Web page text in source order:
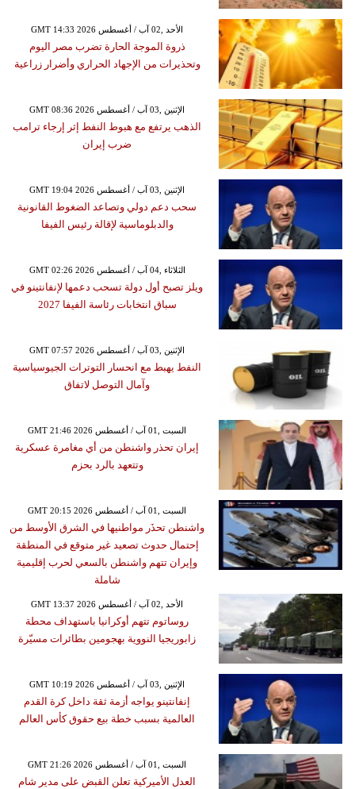
GMT 14:33 2026 الأحد ,02 آب / أغسطس
ذروة الموجة الحارة تضرب مصر اليوم
وتحذيرات من الإجهاد الحراري وأضرار زراعية
GMT 08:36 2026 الإثنين ,03 آب / أغسطس
الذهب يرتفع مع هبوط النفط إثر إرجاء ترامب
ضرب إيران
GMT 19:04 2026 الإثنين ,03 آب / أغسطس
سحب دعم دولي وتصاعد الضغوط القانونية
والدبلوماسية لإقالة رئيس الفيفا
GMT 02:26 2026 الثلاثاء ,04 آب / أغسطس
ويلز تصبح أول دولة تسحب دعمها لإنفانتينو في
سباق انتخابات رئاسة الفيفا 2027
GMT 07:57 2026 الإثنين ,03 آب / أغسطس
النفط يهبط مع انحسار التوترات الجيوسياسية
وآمال التوصل لاتفاق
GMT 21:46 2026 السبت ,01 آب / أغسطس
إيران تحذر واشنطن من أي مغامرة عسكرية
وتتعهد بالرد بحزم
GMT 20:15 2026 السبت ,01 آب / أغسطس
واشنطن تحذَر مواطنيها في الشرق الأوسط من
إحتمال حدوث تصعيد غير متوقع في المنطقة
وإيران تتهم واشنطن بالسعي لحرب إقليمية
شاملة
GMT 13:37 2026 الأحد ,02 آب / أغسطس
روساتوم تتهم أوكرانيا باستهداف محطة
زابوريجيا النووية بهجومين بطائرات مسيّرة
GMT 10:19 2026 الإثنين ,03 آب / أغسطس
إنفانتينو يواجه أزمة ثقة داخل كرة القدم
العالمية بسبب خطة بيع حقوق كأس العالم
GMT 21:26 2026 السبت ,01 آب / أغسطس
العدل الأميركية تعلن القبض على مدير شام